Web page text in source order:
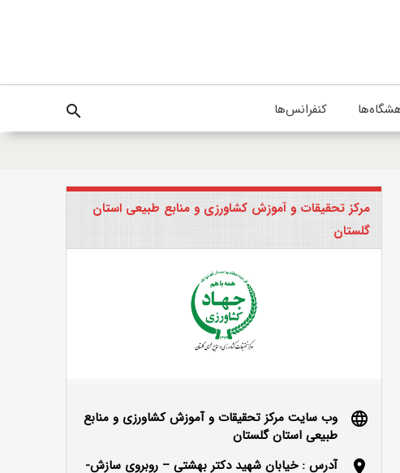
کنفرانس‌ها search
مرکز تحقیقات و آموزش کشاورزی و منابع طبیعی استان
گلستان
language
وب سایت مرکز تحقیقات و آموزش کشاورزی و منابع
طبیعی استان گلستان
location_on
آدرس : خیابان شهید دکتر بهشتی – روبروی سازش-